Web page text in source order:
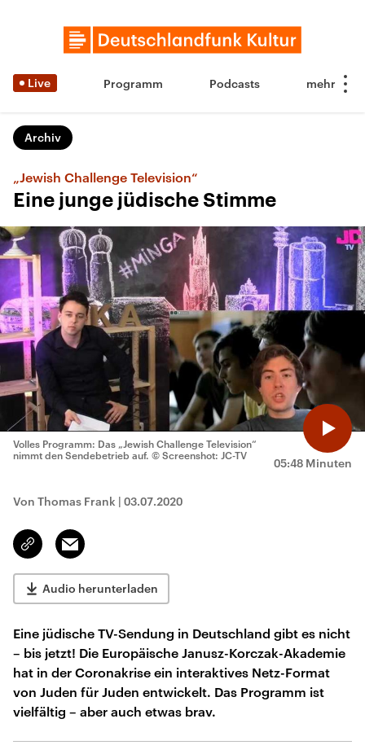
Live Programm Podcasts
Archiv
„Jewish Challenge Television“
Eine junge jüdische Stimme
05:48 Minuten
Volles Programm: Das „Jewish Challenge Television“
nimmt den Sendebetrieb auf. © Screenshot: JC-TV
Von Thomas Frank | 03.07.2020
Link
kopieren/teilen
Email
Audio herunterladen
Eine jüdische TV-Sendung in Deutschland gibt es nicht
– bis jetzt! Die Europäische Janusz-Korczak-Akademie
hat in der Coronakrise ein interaktives Netz-Format
von Juden für Juden entwickelt. Das Programm ist
vielfältig – aber auch etwas brav.